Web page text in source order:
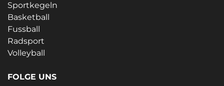
Sportkegeln
Basketball
Fussball
Radsport
Volleyball
FOLGE UNS